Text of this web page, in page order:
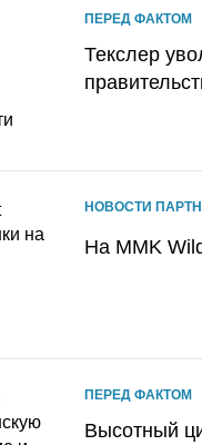
ПЕРЕД ФАКТОМ
Текслер
НОВОСТИ
На MMK
ПЕРЕД ФАКТОМ
Высотный